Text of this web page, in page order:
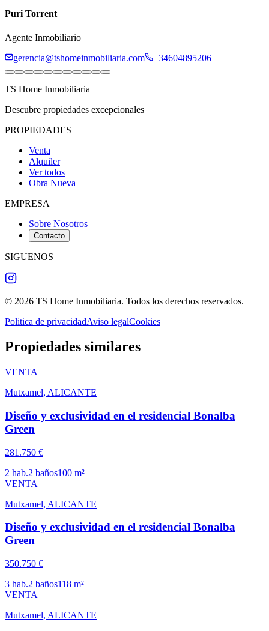
Puri Torrent
Agente Inmobiliario
gerencia@tshomeinmobiliaria.com
+34604895206
TS Home Inmobiliaria
Descubre propiedades excepcionales
PROPIEDADES
Venta
Alquiler
Ver todos
Obra Nueva
EMPRESA
Sobre Nosotros
Contacto
SIGUENOS
© 2026 TS Home Inmobiliaria. Todos los derechos reservados.
Politica de privacidadAviso legalCookies
Propiedades similares
VENTA
Mutxamel, ALICANTE
Diseño y exclusividad en el residencial Bonalba
Green
281.750 €
2 hab.2 baños100 m²
VENTA
Mutxamel, ALICANTE
Diseño y exclusividad en el residencial Bonalba
Green
350.750 €
3 hab.2 baños118 m²
VENTA
Mutxamel, ALICANTE